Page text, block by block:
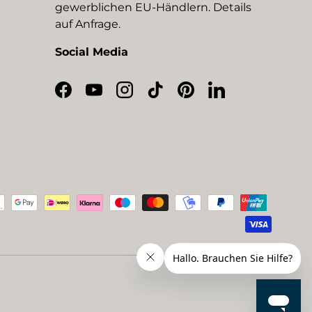
gewerblichen EU-Händlern. Details
auf Anfrage.
Social Media
Facebook
YouTubeInstagram
TikTokPinterestLinkedIn